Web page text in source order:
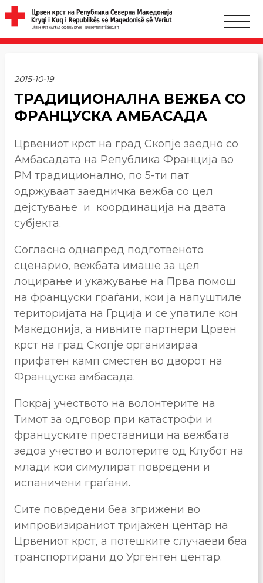
2015-10-19
ТРАДИЦИОНАЛНА ВЕЖБА СО
ФРАНЦУСКА АМБАСАДА
Црвениот крст на град Скопје заедно со
Амбасадата на Република Франција во
РМ традиционално, по 5-ти пат
одржуваат заедничка вежба со цел
дејстување и координација на двата
субјекта.
Согласно однапред подготвеното
сценарио, вежбата имаше за цел
лоцирање и укажување на Прва помош
на француски граѓани, кои ја напуштиле
територијата на Грција и се упатиле кон
Македонија, а нивните партнери Црвен
крст на град Скопје организираа
прифатен камп сместен во дворот на
Француска амбасада.
Покрај учеството на волонтерите на
Тимот за одговор при катастрофи и
француските преставници на вежбата
зедоа учество и волотерите од Клубот на
млади кои симулират повредени и
испаничени граѓани.
Сите повредени беа згрижени во
импровизираниот тријажен центар на
Црвениот крст, а потешките случаеви беа
транспортирани до Ургентен центар.